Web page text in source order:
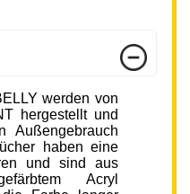
werden von
hergestellt und
Außengebrauch
haben eine
und sind aus
Acryl